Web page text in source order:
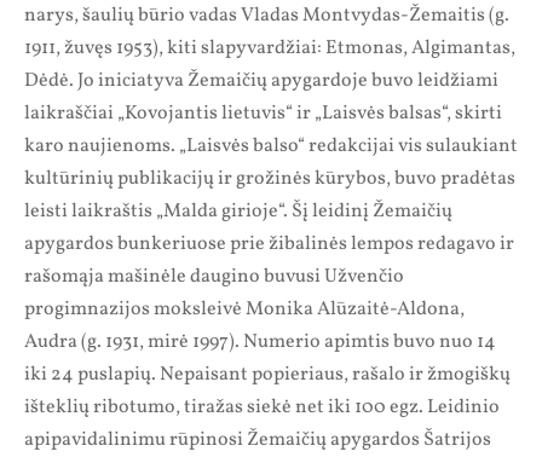
narys, šaulių būrio vadas Vladas Montvydas-Žemaitis (g.
1911, žuvęs 1953), kiti slapyvardžiai: Etmonas, Algimantas,
Dėdė. Jo iniciatyva Žemaičių apygardoje buvo leidžiami
laikraščiai „Kovojantis lietuvis“ ir „Laisvės balsas“, skirti
karo naujienoms. „Laisvės balso“ redakcijai vis sulaukiant
kultūrinių publikacijų ir grožinės kūrybos, buvo pradėtas
leisti laikraštis „Malda girioje“. Šį leidinį Žemaičių
apygardos bunkeriuose prie žibalinės lempos redagavo ir
rašomąja mašinėle daugino buvusi Užvenčio
progimnazijos moksleivė Monika Alūzaitė-Aldona,
Audra (g. 1931, mirė 1997). Numerio apimtis buvo nuo 14
iki 24 puslapių. Nepaisant popieriaus, rašalo ir žmogiškų
išteklių ribotumo, tiražas siekė net iki 100 egz. Leidinio
apipavidalinimu rūpinosi Žemaičių apygardos Šatrijos